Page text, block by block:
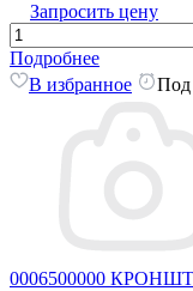
Запросить цену
Подробнее
В избранное
Под
0006500000